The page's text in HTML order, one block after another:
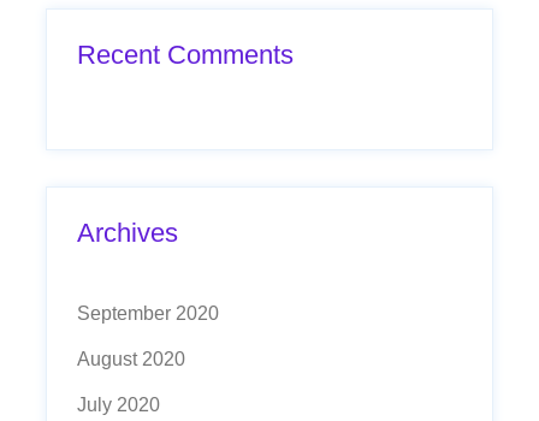
Recent Comments
Archives
September 2020
August 2020
July 2020